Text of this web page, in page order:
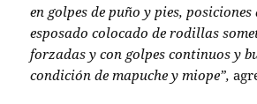
en golpes de puño y pies,
esposado colocado de rodillas
forzadas y con golpes continuos y
condición de mapuche y miope”,